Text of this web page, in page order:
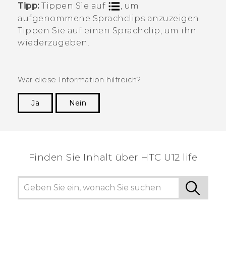
Tipp:Tippen Sie auf
, um
aufgenommene Sprachclips anzuzeigen.
Tippen Sie auf einen Sprachclip, um ihn
wiederzugeben.
War diese Information hilfreich?
Ja
Nein
Finden Sie Inhalt über‎ HTC U12 life